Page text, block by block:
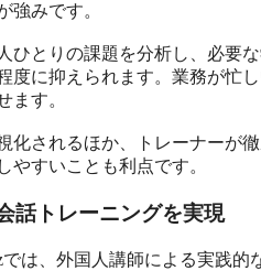
強みです。
ひとりの課題を分析し、必要
度に抑えられます。業務が忙
ます。
化されるほか、トレーナーが
やすいことも利点です。
話トレーニングを実現
は、外国人講師による実践